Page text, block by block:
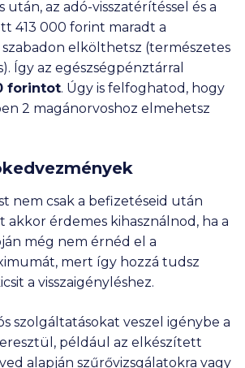
után, az adó-visszatérítéssel és a
413 000 forint maradt a
szabadon elkölthetsz (természetes
Így az egészségpénztárral
forintot. Úgy is felfoghatod, hogy
2 magánorvoshoz elmehetsz
nem csak a befizetéseid után
akkor érdemes kihasználnod, ha a
még nem érnéd el a
mert így hozzá tudsz
a visszaigényléshez.
szolgáltatásokat veszel igénybe a
például az elkészített
alapján szűrővizsgálatokra vagy